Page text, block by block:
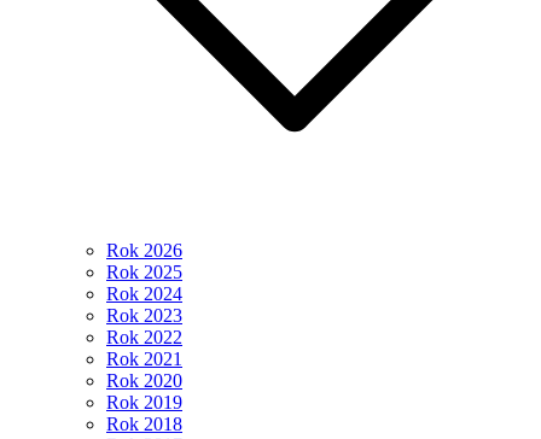
Rok 2026
Rok 2025
Rok 2024
Rok 2023
Rok 2022
Rok 2021
Rok 2020
Rok 2019
Rok 2018